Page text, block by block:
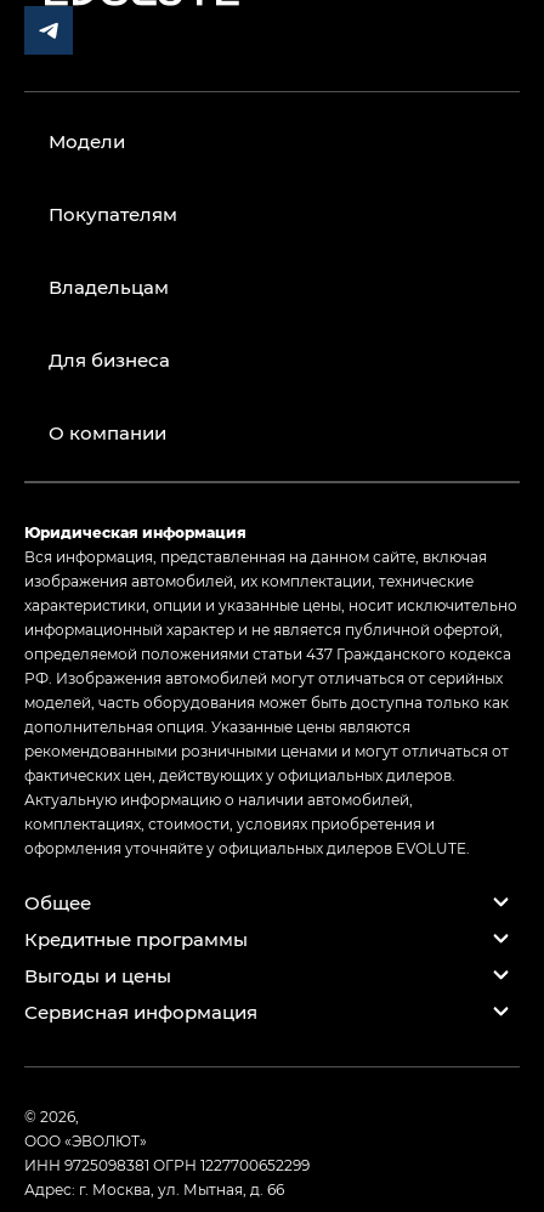
Модели
Покупателям
Владельцам
Для бизнеса
О компании
Юридическая информация
Вся информация, представленная на данном сайте, включая
изображения автомобилей, их комплектации, технические
характеристики, опции и указанные цены, носит исключительно
информационный характер и не является публичной офертой,
определяемой положениями статьи 437 Гражданского кодекса
РФ. Изображения автомобилей могут отличаться от серийных
моделей, часть оборудования может быть доступна только как
дополнительная опция. Указанные цены являются
рекомендованными розничными ценами и могут отличаться от
фактических цен, действующих у официальных дилеров.
Актуальную информацию о наличии автомобилей,
комплектациях, стоимости, условиях приобретения и
оформления уточняйте у официальных дилеров EVOLUTE.
Общее
Кредитные программы
Выгоды и цены
Сервисная информация
© 2026,
ООО «ЭВОЛЮТ»
ИНН 9725098381 ОГРН 1227700652299
Адрес: г. Москва, ул. Мытная, д. 66